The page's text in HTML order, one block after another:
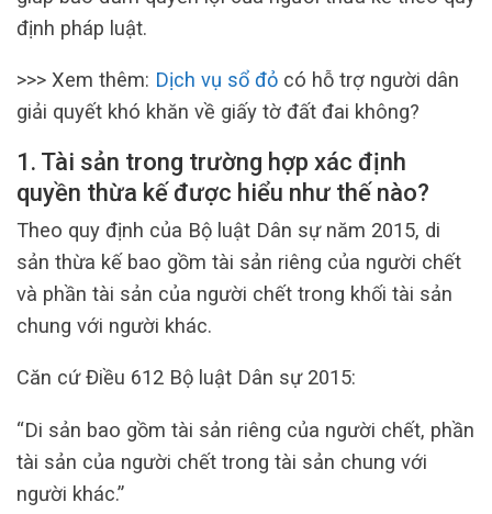
định pháp luật.
>>> Xem thêm: Dịch vụ sổ đỏ có hỗ trợ người dân
giải quyết khó khăn về giấy tờ đất đai không?
1. Tài sản trong trường hợp xác định
quyền thừa kế được hiểu như thế nào?
Theo quy định của Bộ luật Dân sự năm 2015, di
sản thừa kế bao gồm tài sản riêng của người chết
và phần tài sản của người chết trong khối tài sản
chung với người khác.
Căn cứ Điều 612 Bộ luật Dân sự 2015:
“Di sản bao gồm tài sản riêng của người chết, phần
tài sản của người chết trong tài sản chung với
người khác.”